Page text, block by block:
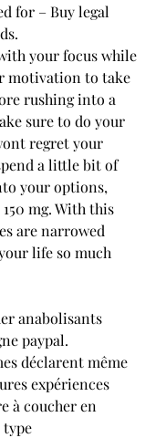
for – Buy legal
your focus while
motivation to take
rushing into a
sure to do your
regret your
a little bit of
your options,
mg. With this
are narrowed
life so much
paypal.
déclarent même
expériences
à coucher en